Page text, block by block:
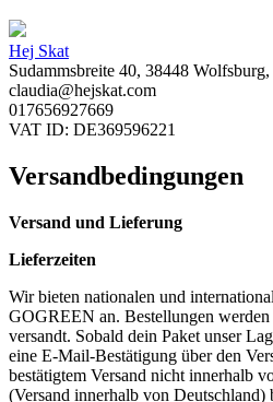
Hej Skat
Sudammsbreite 40, 38448
claudia@hejskat.com
017656927669
VAT ID: DE369596221
Versandbedingungen
Versand und Lieferung
Lieferzeiten
Wir bieten nationalen und
GOGREEN an. Bestellungen
versandt. Sobald dein Paket unser
eine E-Mail-Bestätigung über den
bestätigtem Versand nicht innerhalb
(Versand innerhalb von